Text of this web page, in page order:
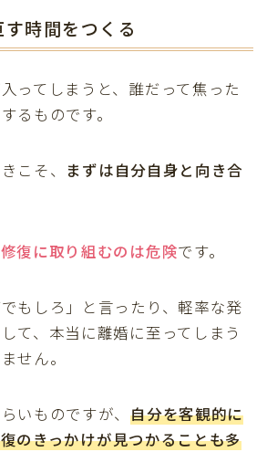
時間をつくる
ってしまうと、誰だって焦った
るものです。
こそ、
まずは自分自身と向き合
復に取り組むのは危険です。
もしろ」と言ったり、軽率な発
て、本当に離婚に至ってしまう
せん。
いものですが、自分を客観的に
のきっかけが見つかることも多